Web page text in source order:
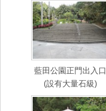
藍田公園正門出入口
(設有大量石級)